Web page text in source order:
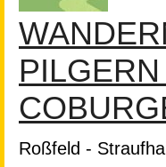
PILGERN
Roßfeld -